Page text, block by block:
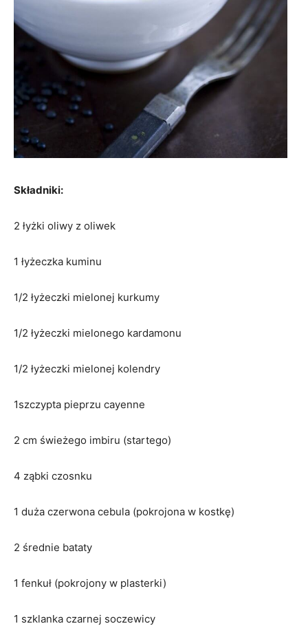
Składniki:
2 łyżki oliwy z oliwek
1 łyżeczka kuminu
1/2 łyżeczki mielonej kurkumy
1/2 łyżeczki mielonego kardamonu
1/2 łyżeczki mielonej kolendry
1szczypta pieprzu cayenne
2 cm świeżego imbiru (startego)
4 ząbki czosnku
1 duża czerwona cebula (pokrojona w kostkę)
2 średnie bataty
1 fenkuł (pokrojony w plasterki)
1 szklanka czarnej soczewicy